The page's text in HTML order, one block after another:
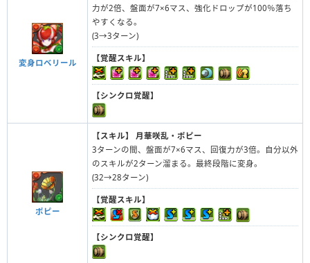
変身ロベリール
力が2倍、盤面が7×6マス、強化ドロップが100％落ち
やすくなる。
(3→3ターン)
【覚醒スキル】
【シンクロ覚醒】
ポピー
【スキル】
月華咲乱・ポピー
3ターンの間、盤面が7×6マス、回復力が3倍。自分以外
のスキルが2ターン溜まる。最終段階に変身。
(32→28ターン)
【覚醒スキル】
【シンクロ覚醒】